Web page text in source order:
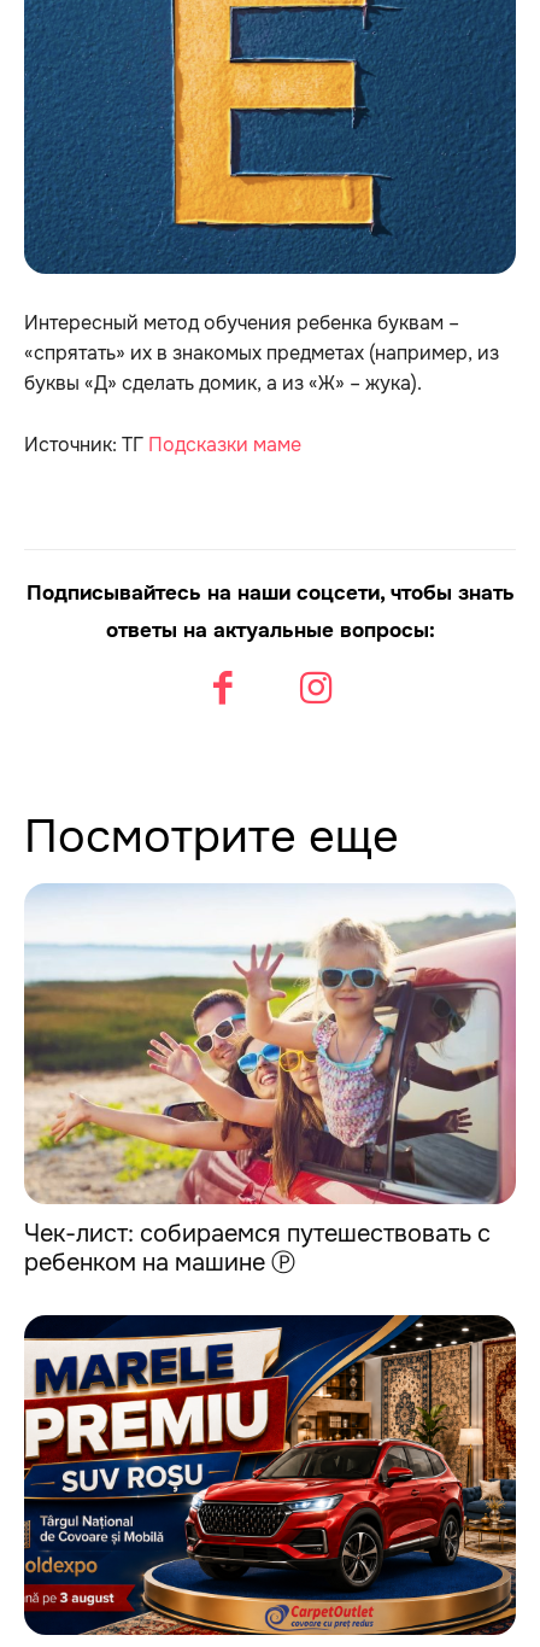
Интересный метод обучения ребенка буквам –
«спрятать» их в знакомых предметах (например, из
буквы «Д» сделать домик, а из «Ж» – жука).
Источник: ТГ Подсказки маме
Подписывайтесь на наши соцсети, чтобы знать
ответы на актуальные вопросы:
Посмотрите еще
Чек-лист: собираемся путешествовать с
ребенком на машине Ⓟ